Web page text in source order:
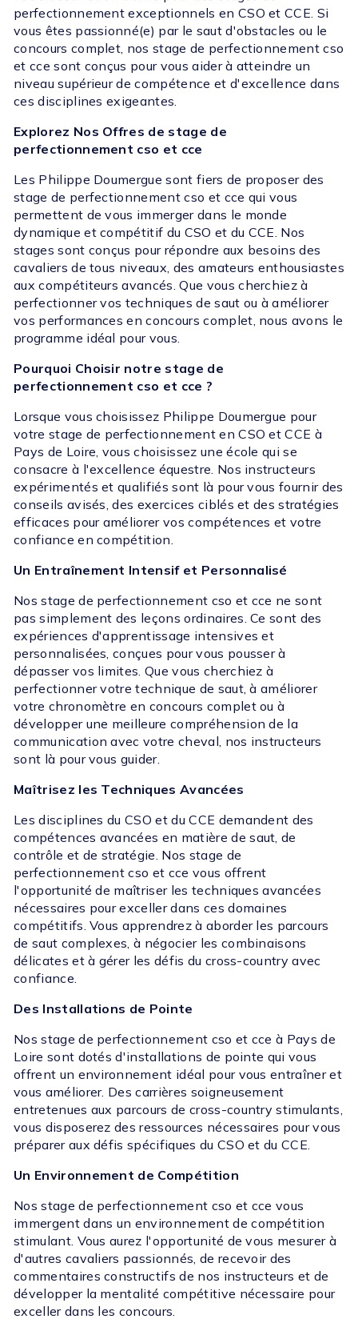
perfectionnement exceptionnels en CSO et CCE. Si
vous êtes passionné(e) par le saut d'obstacles ou le
concours complet, nos stage de perfectionnement cso
et cce sont conçus pour vous aider à atteindre un
niveau supérieur de compétence et d'excellence dans
ces disciplines exigeantes.
Explorez Nos Offres de stage de
perfectionnement cso et cce
Les Philippe Doumergue sont fiers de proposer des
stage de perfectionnement cso et cce qui vous
permettent de vous immerger dans le monde
dynamique et compétitif du CSO et du CCE. Nos
stages sont conçus pour répondre aux besoins des
cavaliers de tous niveaux, des amateurs enthousiastes
aux compétiteurs avancés. Que vous cherchiez à
perfectionner vos techniques de saut ou à améliorer
vos performances en concours complet, nous avons le
programme idéal pour vous.
Pourquoi Choisir notre stage de
perfectionnement cso et cce ?
Lorsque vous choisissez Philippe Doumergue pour
votre stage de perfectionnement en CSO et CCE à
Pays de Loire, vous choisissez une école qui se
consacre à l'excellence équestre. Nos instructeurs
expérimentés et qualifiés sont là pour vous fournir des
conseils avisés, des exercices ciblés et des stratégies
efficaces pour améliorer vos compétences et votre
confiance en compétition.
Un Entraînement Intensif et Personnalisé
Nos stage de perfectionnement cso et cce ne sont
pas simplement des leçons ordinaires. Ce sont des
expériences d'apprentissage intensives et
personnalisées, conçues pour vous pousser à
dépasser vos limites. Que vous cherchiez à
perfectionner votre technique de saut, à améliorer
votre chronomètre en concours complet ou à
développer une meilleure compréhension de la
communication avec votre cheval, nos instructeurs
sont là pour vous guider.
Maîtrisez les Techniques Avancées
Les disciplines du CSO et du CCE demandent des
compétences avancées en matière de saut, de
contrôle et de stratégie. Nos stage de
perfectionnement cso et cce vous offrent
l'opportunité de maîtriser les techniques avancées
nécessaires pour exceller dans ces domaines
compétitifs. Vous apprendrez à aborder les parcours
de saut complexes, à négocier les combinaisons
délicates et à gérer les défis du cross-country avec
confiance.
Des Installations de Pointe
Nos stage de perfectionnement cso et cce à Pays de
Loire sont dotés d'installations de pointe qui vous
offrent un environnement idéal pour vous entraîner et
vous améliorer. Des carrières soigneusement
entretenues aux parcours de cross-country stimulants,
vous disposerez des ressources nécessaires pour vous
préparer aux défis spécifiques du CSO et du CCE.
Un Environnement de Compétition
Nos stage de perfectionnement cso et cce vous
immergent dans un environnement de compétition
stimulant. Vous aurez l'opportunité de vous mesurer à
d'autres cavaliers passionnés, de recevoir des
commentaires constructifs de nos instructeurs et de
développer la mentalité compétitive nécessaire pour
exceller dans les concours.